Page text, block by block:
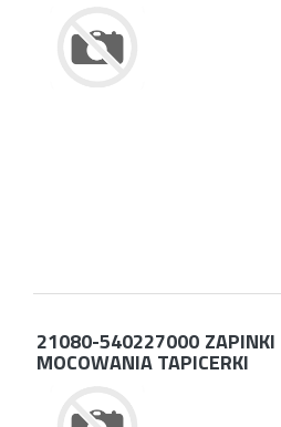
21080-540227000 ZAPINKI
MOCOWANIA TAPICERKI